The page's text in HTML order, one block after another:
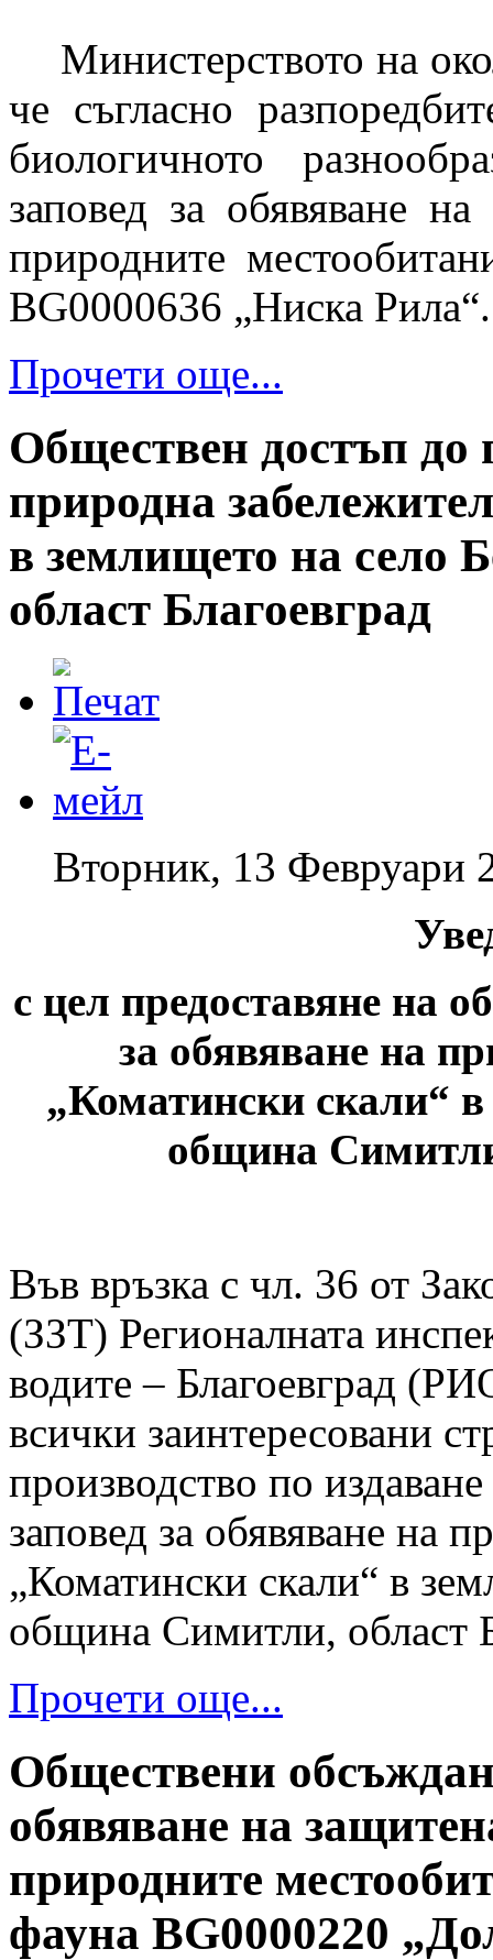
Министерството на
че съгласно
биологичното
заповед за обявяване
природните
BG0000636 „Ниска Рила“.
Прочети още...
Обществен достъп до
природна
в землището на село
област Благоевград
Вторник, 13 Февруари
с цел предоставяне на
за обявяване на
„Коматински скали“
община
Във връзка с чл. 36 от
(ЗЗТ) Регионалната
водите – Благоевград
всички заинтересовани
производство по
заповед за обявяване на
„Коматински скали“ в
община Симитли, област
Прочети още...
Обществени
обявяване на
природните
фауна BG0000220